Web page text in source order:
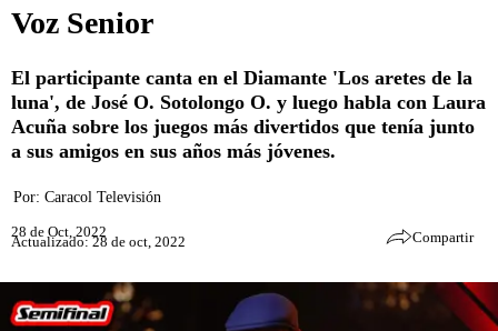
Voz Senior
El participante canta en el Diamante 'Los aretes de la
luna', de José O. Sotolongo O. y luego habla con Laura
Acuña sobre los juegos más divertidos que tenía junto
a sus amigos en sus años más jóvenes.
Por: Caracol Televisión
28 de Oct, 2022
Actualizado: 28 de oct, 2022 Compartir